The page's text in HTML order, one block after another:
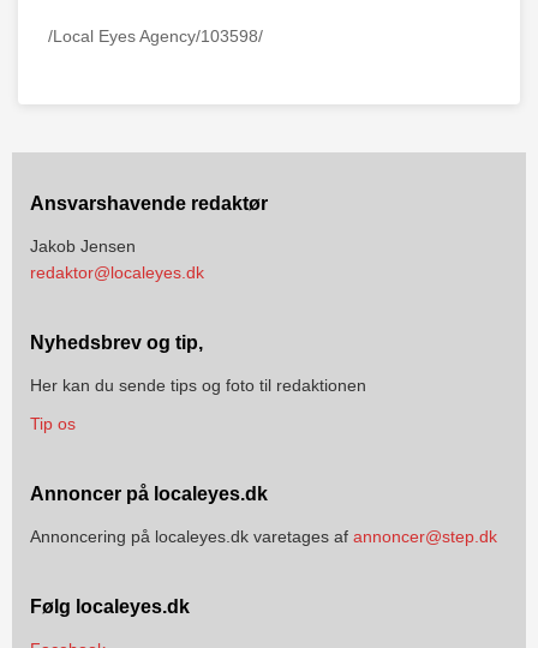
/Local Eyes Agency/103598/
Ansvarshavende redaktør
Jakob Jensen
redaktor@localeyes.dk
Nyhedsbrev og tip,
Her kan du sende tips og foto til redaktionen
Tip os
Annoncer på localeyes.dk
Annoncering på localeyes.dk varetages af annoncer@step.dk
Følg localeyes.dk